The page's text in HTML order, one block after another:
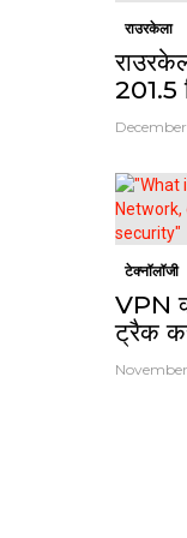
राउरकेला
201.5
टेक्नॉलॉजी
VPN
ट्रैक